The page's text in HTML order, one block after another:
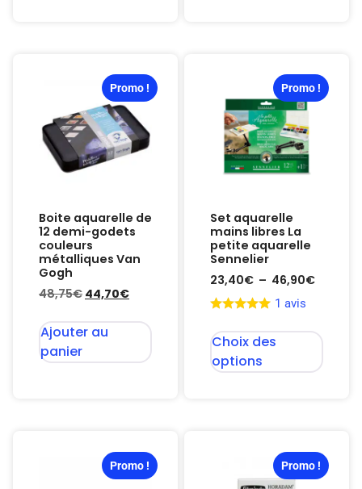
Promo !
Boite aquarelle de
12 demi-godets
couleurs
métalliques Van
Gogh
48,75€ 44,70€
Ajouter au
panier
Promo !
Set aquarelle
mains libres La
petite aquarelle
Sennelier
23,40€ – 46,90€
1 avis
Choix des
options
Promo ! Promo !